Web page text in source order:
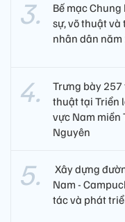
Bế mạc
sự, võ thuật và
nhân dân
Trưng bày
thuật tại Triển
vực Nam miền
Nguyên
Xây dựng
Nam -
tác và phát